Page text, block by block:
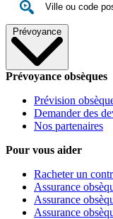
Prévoyance
Prévoyance obsèques
Prévision
Demander des
Nos partenaires
Pour vous aider
Racheter un
Assurance
Assurance
Assurance